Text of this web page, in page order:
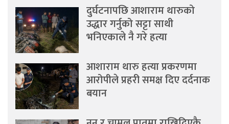
दुर्घटनापछि आशाराम थारुको
उद्धार गर्नुको सट्टा साथी
भनिएकाले नै गरे हत्या
आशाराम थारु हत्या प्रकरणमा
आरोपीले प्रहरी समक्ष दिए दर्दनाक
बयान